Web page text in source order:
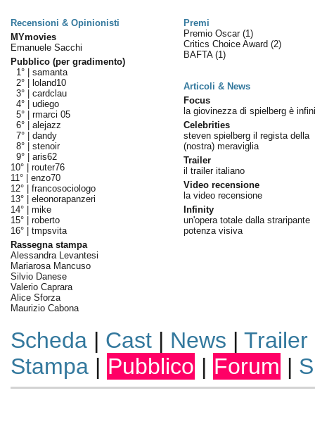
Recensioni & Opinionisti
Premi
MYmovies
Emanuele Sacchi
Pubblico (per gradimento)
1° | samanta
2° |
loland10
3° | cardclau
4° | udiego
5° | rmarci 05
6° | alejazz
7° | dandy
8° | stenoir
9° | aris62
10° | router76
11° | enzo70
12° | francosociologo
13° | eleonorapanzeri
14° | mike
15° | roberto
16° | tmpsvita
Rassegna stampa
Alessandra Levantesi
Mariarosa Mancuso
Silvio Danese
Valerio Caprara
Alice Sforza
Maurizio Cabona
Premio Oscar (1)
Critics Choice Award (2)
BAFTA (1)
Articoli & News
Focus
la giovinezza di spielberg è
Celebrities
steven spielberg il regista della
(nostra) meraviglia
Trailer
il trailer italiano
Video recensione
la video recensione
Infinity
un'opera totale dalla straripante
potenza visiva
Scheda| Cast| News | Trailer
Stampa| Pubblico | Forum |